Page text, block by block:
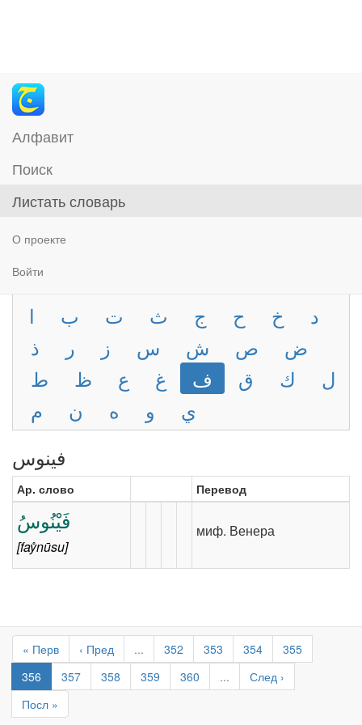
Алфавит
Поиск
Листать словарь
О проекте
Войти
ا ب ت ث ج ح خ
د
ذ
ر ز س ش ص
ض
ط
ظ ع غ ف ق ك
ل
م
ن ه و
ي
فينوس
Ар. слово Перевод
فَيْنُوسُ
[faẙnūsu]
миф. Венера
« Перв ‹ Пред ... 352 353 354
355
356
357 358 359 360 ...
След ›
Посл »